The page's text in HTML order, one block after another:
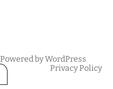
Powered by WordPress
Privacy Policy